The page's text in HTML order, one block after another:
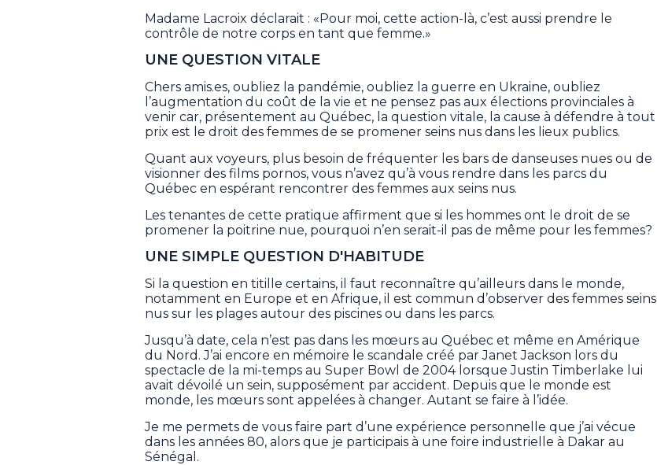
Madame Lacroix déclarait : «Pour moi, cette action-là, c’est aussi prendre le
contrôle de notre corps en tant que femme.»
UNE QUESTION VITALE
Chers amis.es, oubliez la pandémie, oubliez la guerre en Ukraine, oubliez
l’augmentation du coût de la vie et ne pensez pas aux élections provinciales à
venir car, présentement au Québec, la question vitale, la cause à défendre à tout
prix est le droit des femmes de se promener seins nus dans les lieux publics.
Quant aux voyeurs, plus besoin de fréquenter les bars de danseuses nues ou de
visionner des films pornos, vous n’avez qu’à vous rendre dans les parcs du
Québec en espérant rencontrer des femmes aux seins nus.
Les tenantes de cette pratique affirment que si les hommes ont le droit de se
promener la poitrine nue, pourquoi n’en serait-il pas de même pour les femmes?
UNE SIMPLE QUESTION D'HABITUDE
Si la question en titille certains, il faut reconnaître qu’ailleurs dans le monde,
notamment en Europe et en Afrique, il est commun d’observer des femmes seins
nus sur les plages autour des piscines ou dans les parcs.
Jusqu’à date, cela n’est pas dans les mœurs au Québec et même en Amérique
du Nord. J’ai encore en mémoire le scandale créé par Janet Jackson lors du
spectacle de la mi-temps au Super Bowl de 2004 lorsque Justin Timberlake lui
avait dévoilé un sein, supposément par accident. Depuis que le monde est
monde, les mœurs sont appelées à changer. Autant se faire à l’idée.
Je me permets de vous faire part d’une expérience personnelle que j’ai vécue
dans les années 80, alors que je participais à une foire industrielle à Dakar au
Sénégal.